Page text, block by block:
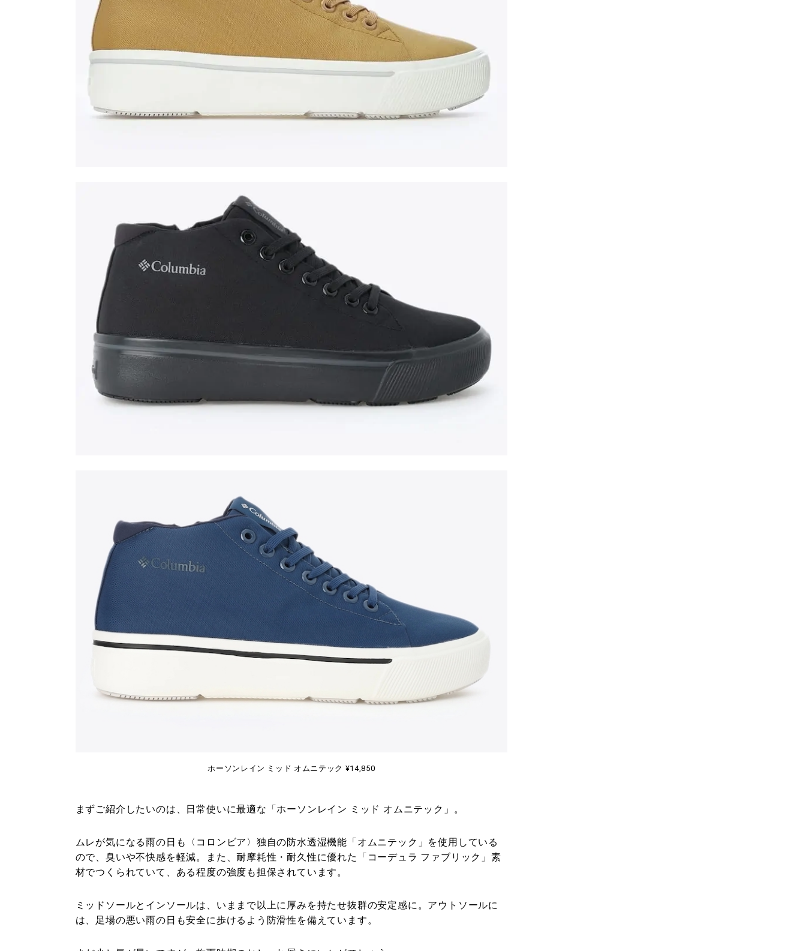
ホーソンレイン ミッド オムニテック ¥14,850
まずご紹介したいのは、日常使いに最適な「ホーソンレイン ミッド オムニテック」。
ムレが気になる雨の日も〈コロンビア〉独自の防水透湿機能「オムニテック」を使用している
ので、臭いや不快感を軽減。また、耐摩耗性・耐久性に優れた「コーデュラ ファブリック」素
材でつくられていて、ある程度の強度も担保されています。
ミッドソールとインソールは、いままで以上に厚みを持たせ抜群の安定感に。アウトソールに
は、足場の悪い雨の日も安全に歩けるよう防滑性を備えています。